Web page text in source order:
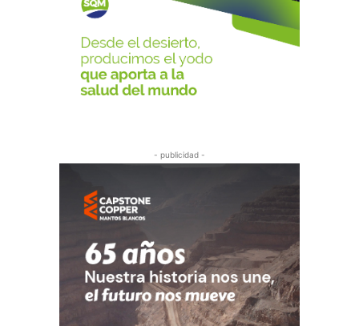
- publicidad -